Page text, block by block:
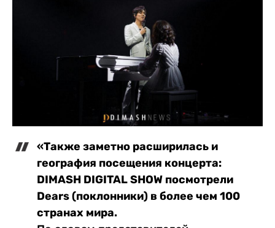
«Также заметно расширилась и
география посещения концерта:
DIMASH DIGITAL SHOW посмотрели
Dears (поклонники) в более чем 100
странах мира.